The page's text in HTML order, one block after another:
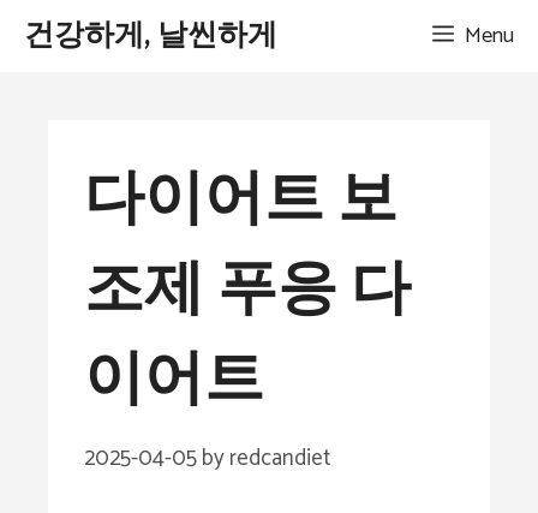
Skip건강하게, 날씬하게 Menu
다이어트 보
조제 푸응 다
이어트
2025-04-05byredcandiet